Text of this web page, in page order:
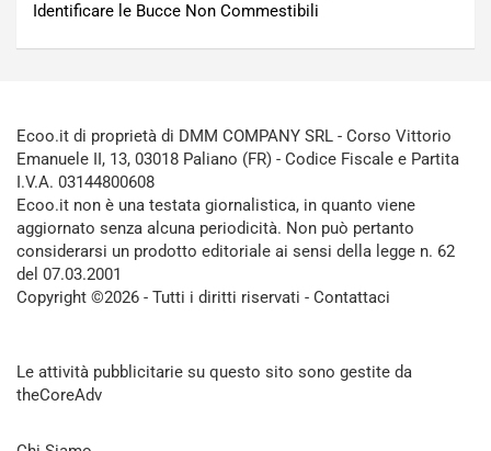
Identificare le Bucce Non Commestibili
Ecoo.it di proprietà di DMM COMPANY SRL - Corso Vittorio
Emanuele II, 13, 03018 Paliano (FR) - Codice Fiscale e Partita
I.V.A. 03144800608
Ecoo.it non è una testata giornalistica, in quanto viene
aggiornato senza alcuna periodicità. Non può pertanto
considerarsi un prodotto editoriale ai sensi della legge n. 62
del 07.03.2001
Copyright ©2026 - Tutti i diritti riservati - Contattaci
Le attività pubblicitarie su questo sito sono gestite da
theCoreAdv